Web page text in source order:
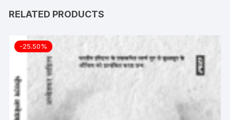
RELATED PRODUCTS
-25.50%